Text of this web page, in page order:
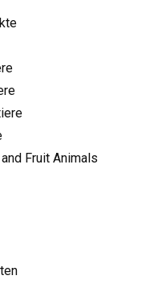
Fruit Animals